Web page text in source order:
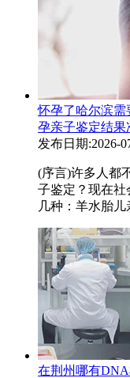
怀孕了哈尔滨
孕亲子鉴定结果
发布日期:2026-
(序言)许多人都
子鉴定？现在
几种：羊水胎儿
在荆州哪有